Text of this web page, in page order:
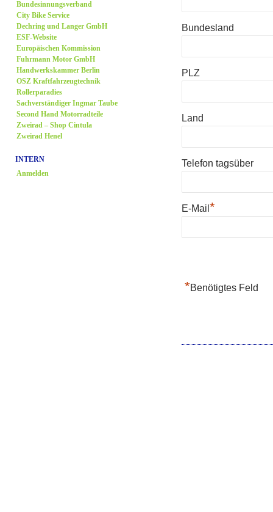
Bundesinnungsverband
City Bike Service
Dechring und Langer GmbH
ESF-Website
Europäischen Kommission
Fuhrmann Motor GmbH
Handwerkskammer Berlin
OSZ Kraftfahrzeugtechnik
Rollerparadies
Sachverständiger Ingmar Taube
Second Hand Motorradteile
Zweirad – Shop Cintula
Zweirad Henel
INTERN
Anmelden
Bundesland
PLZ
Land
Telefon tagsüber
E-Mail *
*Benötigtes Feld